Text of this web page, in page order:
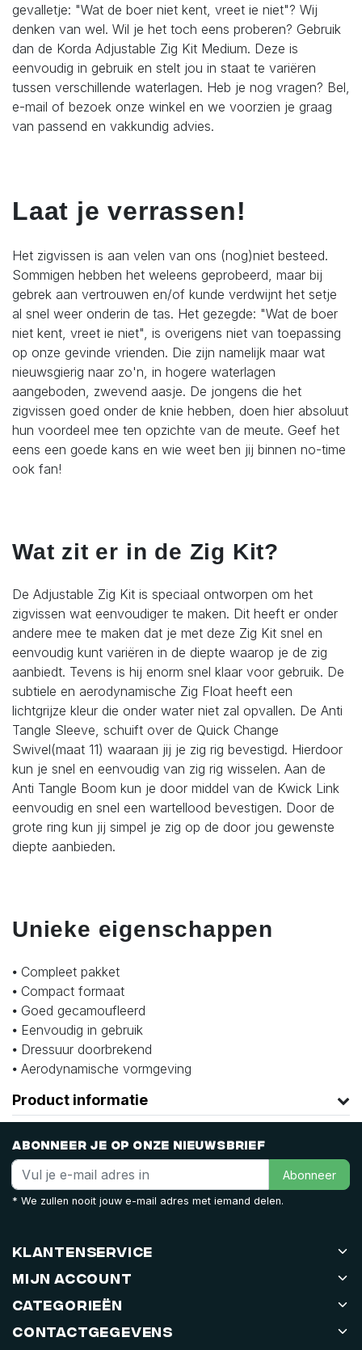
gevalletje: "Wat de boer niet kent, vreet ie niet"? Wij
denken van wel. Wil je het toch eens proberen? Gebruik
dan de Korda Adjustable Zig Kit Medium. Deze is
eenvoudig in gebruik en stelt jou in staat te variëren
tussen verschillende waterlagen. Heb je nog vragen? Bel,
e-mail of bezoek onze winkel en we voorzien je graag
van passend en vakkundig advies.
Laat je verrassen!
Het zigvissen is aan velen van ons (nog)niet besteed.
Sommigen hebben het weleens geprobeerd, maar bij
gebrek aan vertrouwen en/of kunde verdwijnt het setje
al snel weer onderin de tas. Het gezegde: "Wat de boer
niet kent, vreet ie niet", is overigens niet van toepassing
op onze gevinde vrienden. Die zijn namelijk maar wat
nieuwsgierig naar zo'n, in hogere waterlagen
aangeboden, zwevend aasje. De jongens die het
zigvissen goed onder de knie hebben, doen hier absoluut
hun voordeel mee ten opzichte van de meute. Geef het
eens een goede kans en wie weet ben jij binnen no-time
ook fan!
Wat zit er in de Zig Kit?
De Adjustable Zig Kit is speciaal ontworpen om het
zigvissen wat eenvoudiger te maken. Dit heeft er onder
andere mee te maken dat je met deze Zig Kit snel en
eenvoudig kunt variëren in de diepte waarop je de zig
aanbiedt. Tevens is hij enorm snel klaar voor gebruik. De
subtiele en aerodynamische Zig Float heeft een
lichtgrijze kleur die onder water niet zal opvallen. De Anti
Tangle Sleeve, schuift over de Quick Change
Swivel(maat 11) waaraan jij je zig rig bevestigd. Hierdoor
kun je snel en eenvoudig van zig rig wisselen. Aan de
Anti Tangle Boom kun je door middel van de Kwick Link
eenvoudig en snel een wartellood bevestigen. Door de
grote ring kun jij simpel je zig op de door jou gewenste
diepte aanbieden.
Unieke eigenschappen
⦁ Compleet pakket
⦁ Compact formaat
⦁ Goed gecamoufleerd
⦁ Eenvoudig in gebruik
⦁ Dressuur doorbrekend
⦁ Aerodynamische vormgeving
Product informatie
Abonneer je op onze nieuwsbrief
Abonneer
* We zullen nooit jouw e-mail adres met iemand delen.
Klantenservice
Mijn account
Categorieën
Contactgegevens